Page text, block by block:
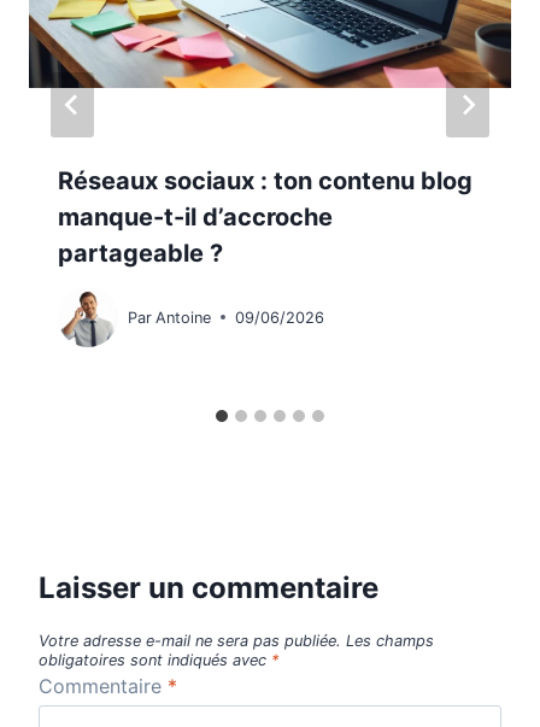
Réseaux sociaux : ton contenu blog
manque-t-il d’accroche
partageable ?
Par Antoine 09/06/2026
Laisser un commentaire
Votre adresse e-mail ne sera pas publiée. Les champs
obligatoires sont indiqués avec *
Commentaire *